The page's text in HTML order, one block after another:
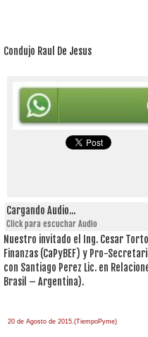
Condujo Raul De Jesus
Cargando Audio...
Click para escuchar Audio
Nuestro invitado el Ing. Cesar
Finanzas (CaPyBEF) y Pro-
con Santiago Perez Lic. en
Brasil – Argentina).
20 de Agosto de 2015.(TiempoPyme)